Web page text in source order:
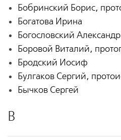
Бобринский Борис,
Богатова Ирина
Богословский Александр
Боровой Виталий,
Бродский Иосиф
Булгаков Сергий,
Бычков Сергей
В